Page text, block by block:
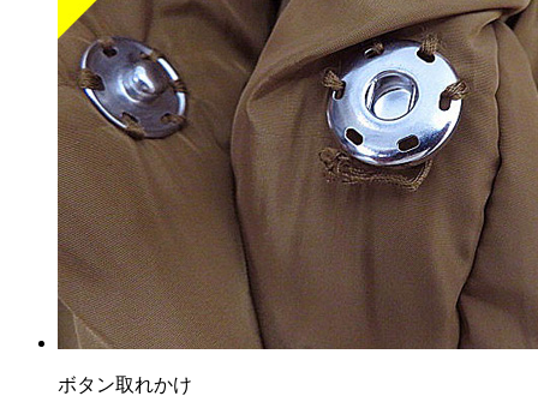
ボタン取れかけ